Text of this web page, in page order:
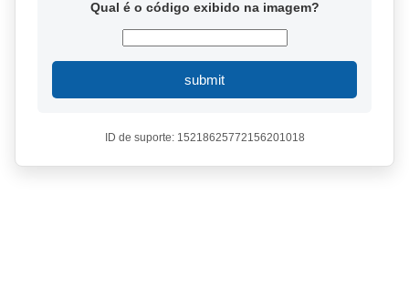
Qual é o código exibido na imagem?
submit
ID de suporte: 15218625772156201018